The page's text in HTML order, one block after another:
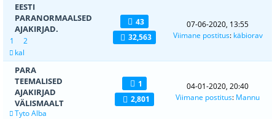
EESTI
PARANORMAALSED
AJAKIRJAD.
1
2
kal
43
32,563
07-06-2020, 13:55
Viimane postitus: käbiorav
PARA
TEEMALISED
AJAKIRJAD
VÄLISMAALT
Tyto Alba
1
2,801
04-01-2020, 20:40
Viimane postitus: Mannu